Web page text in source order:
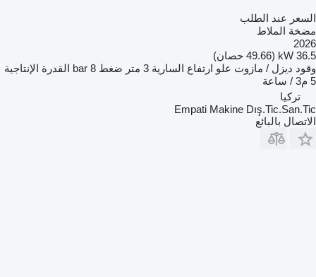
السعر عند الطلب
مضخة الملاط
2026
36.5 kW (49.66 حصان)
وقود ديزل / مازوت علو ارتفاع السارية 3 متر ضغط 8 bar
القدرة الإنتاجية
5 م3 / ساعة
تركيا
Empati Makine Dış.Tic.San.Tic
الاتصال بالبائع